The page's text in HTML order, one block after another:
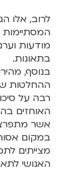
לרוב, אלו
המסתיימות
מודעות
בתאונות.
בנוסף,
ההחלטות
רבה על
האוחזים
אשר
במקום
מצייתים
האנושי